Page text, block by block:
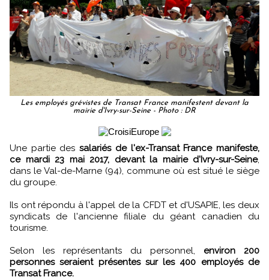
Les employés grévistes de Transat France manifestent devant la
mairie d'Ivry-sur-Seine - Photo : DR
Une partie dessalariés de l'ex-Transat France manifeste,
ce mardi 23 mai 2017, devant la mairie d'Ivry-sur-Seine,
dans le Val-de-Marne (94), commune où est situé le siège
du groupe.
Ils ont répondu à l'appel de la CFDT et d'USAPIE, les deux
syndicats de l'ancienne filiale du géant canadien du
tourisme.
Selon les représentants du personnel, environ 200
personnes seraient présentes sur les 400 employés de
Transat France.